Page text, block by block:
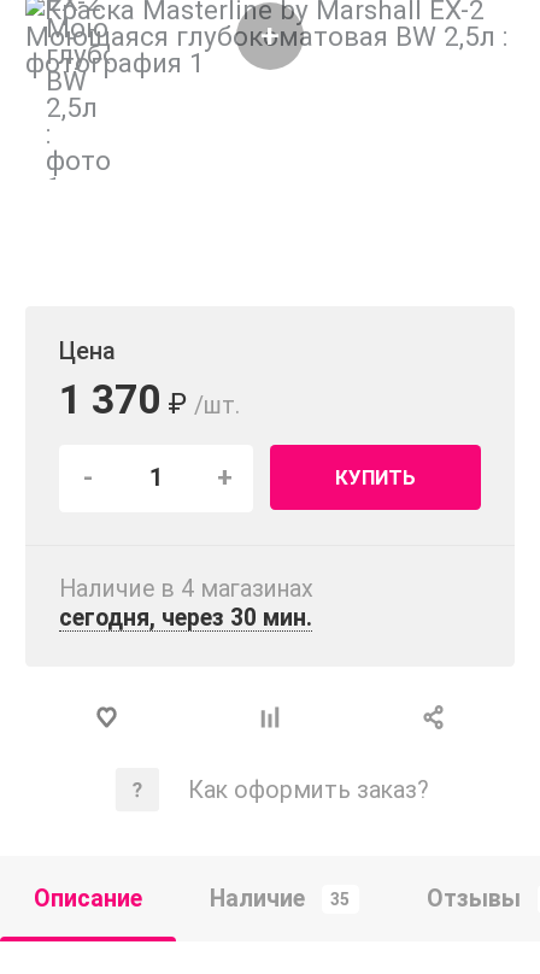
Цена
1 370 ₽ /шт.
- + КУПИТЬ
Наличие в 4 магазинах
сегодня, через 30 мин.
Как оформить заказ?
Описание Наличие 35 Отзывы